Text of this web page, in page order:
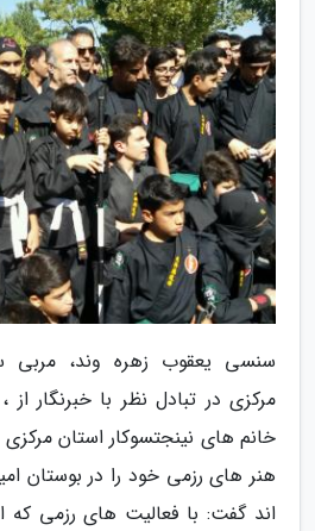
سنسی یعقوب زهره وند، مربی
مرکزی در تبادل نظر با خبرنگار از
خانم های نینجتسوکار استان
هنر های رزمی خود را در بوستان
اند گفت: با فعالیت های رزمی که